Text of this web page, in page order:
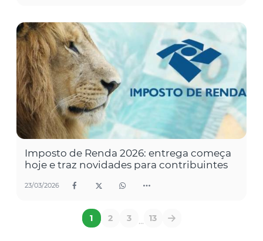
Imposto de Renda 2026: entrega começa
hoje e traz novidades para contribuintes
23/03/2026
1 2 3 ... 13